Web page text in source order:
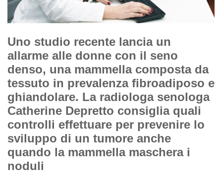
Uno studio recente lancia un
allarme alle donne con il seno
denso, una mammella composta da
tessuto in prevalenza fibroadiposo e
ghiandolare. La radiologa senologa
Catherine Depretto consiglia quali
controlli effettuare per prevenire lo
sviluppo di un tumore anche
quando la mammella maschera i
noduli